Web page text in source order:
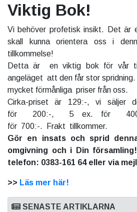
Viktig Bok!
Vi behöver profetisk insikt. Det är
skall kunna orientera oss i
tillkommelse!
Detta är en viktig bok för
angeläget att den får stor spridning.
mycket förmånliga priser från oss.
Cirka-priset är 129:-, vi säljer
för 200:-, 5 ex. för
för 700:-. Frakt tillkommer.
Gör en insats och sprid
omgivning och i Din
telefon: 0383-161 64 eller via
>> Läs mer här!
SENASTE ARTIKLARNA